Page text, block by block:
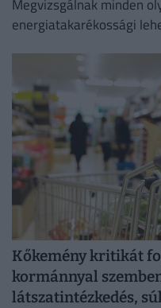
Megvizsgálnak minden
energiatakarékossági
zökkenőmentes
Kőkemény kritikát
kormánnyal
látszatintézkedés,